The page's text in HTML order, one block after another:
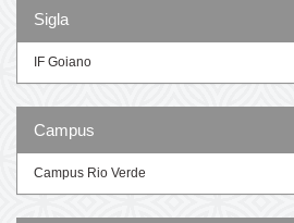
Sigla
IF Goiano
Campus
Campus Rio Verde